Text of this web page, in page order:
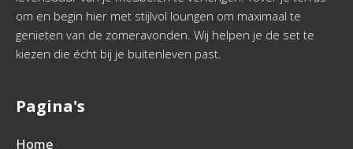
om en begin hier met stijlvol loungen om maximaal te
genieten van de zomeravonden. Wij helpen je de set te
kiezen die écht bij je buitenleven past.
Pagina's
Home